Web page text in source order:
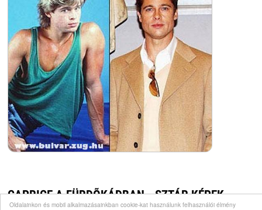
Oldalainkon és mobil alkalmazásainkban cookie-kat használunk felhasználói élmény
CAPRICE A FÜRDÕKÁDBAN - SZTÁR KÉPEK